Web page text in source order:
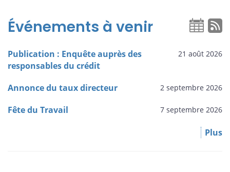
Événements à venir
21 août 2026
Publication : Enquête auprès des
responsables du crédit
2 septembre 2026
Annonce du taux directeur
7 septembre 2026
Fête du Travail
Plus